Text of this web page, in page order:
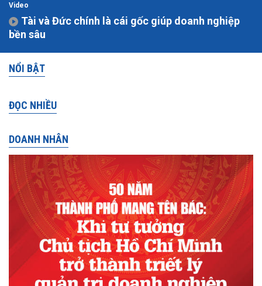
Video
Tài và Đức chính là cái gốc giúp doanh nghiệp
bền sâu
NỔI BẬT
ĐỌC NHIỀU
DOANH NHÂN